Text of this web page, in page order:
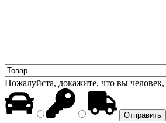
Пожалуйста, докажите, что вы